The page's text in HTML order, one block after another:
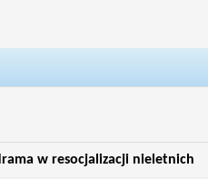
w resocjalizacji nieletnich